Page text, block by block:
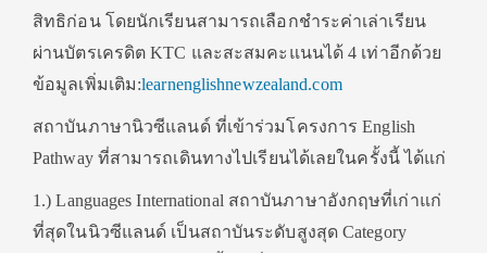
สิทธิก่อน โดยนักเรียนสามารถเลือกชำระค่าเล่าเรียน
ผ่านบัตรเครดิต KTC และสะสมคะแนนได้ 4 เท่าอีกด้วย
ข้อมูลเพิ่มเติม:learnenglishnewzealand.com
สถาบันภาษานิวซีแลนด์ ที่เข้าร่วมโครงการ English
Pathway ที่สามารถเดินทางไปเรียนได้เลยในครั้งนี้ ได้แก่
1.) Languages International สถาบันภาษาอังกฤษที่เก่าแก่
ที่สุดในนิวซีแลนด์ เป็นสถาบันระดับสูงสุด Category